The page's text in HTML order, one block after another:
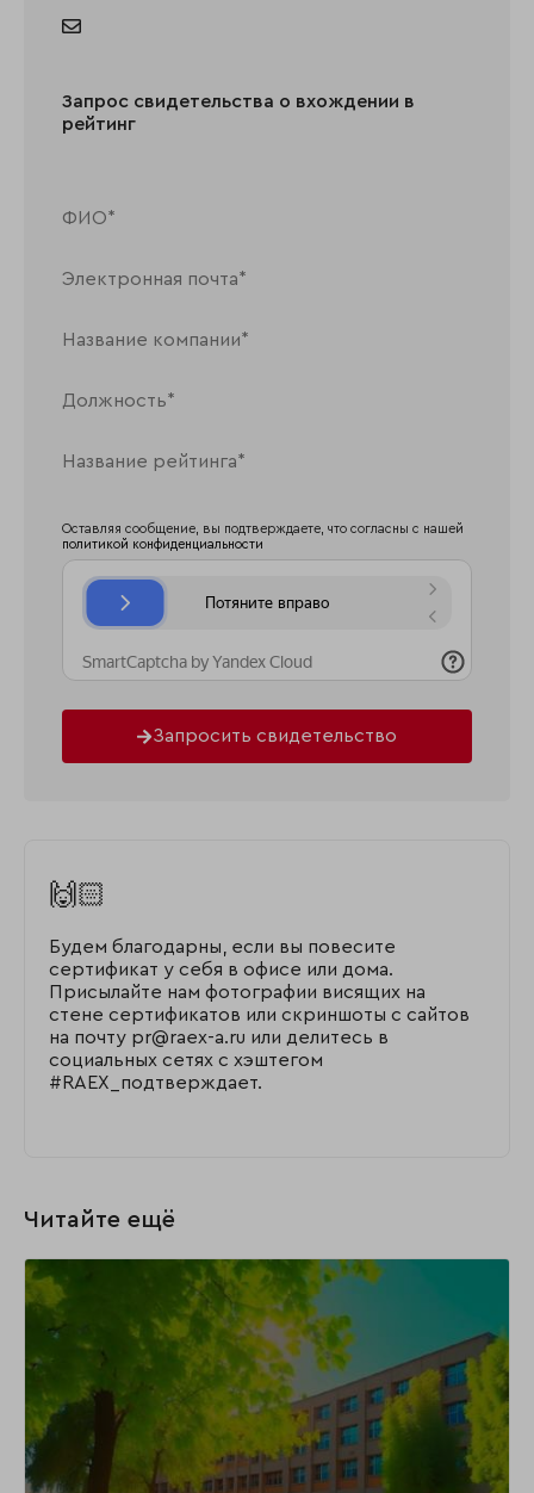
Запрос свидетельства о вхождении в
рейтинг
Оставляя сообщение, вы подтверждаете, что согласны с нашей
политикой конфиденциальности
Запросить свидетельство
🙌🏻
Будем благодарны, если вы повесите
сертификат у себя в офисе или дома.
Присылайте нам фотографии висящих на
стене сертификатов или скриншоты с сайтов
на почту pr@raex-a.ru или делитесь в
социальных сетях с хэштегом
#RAEX_подтверждает.
Читайте ещё